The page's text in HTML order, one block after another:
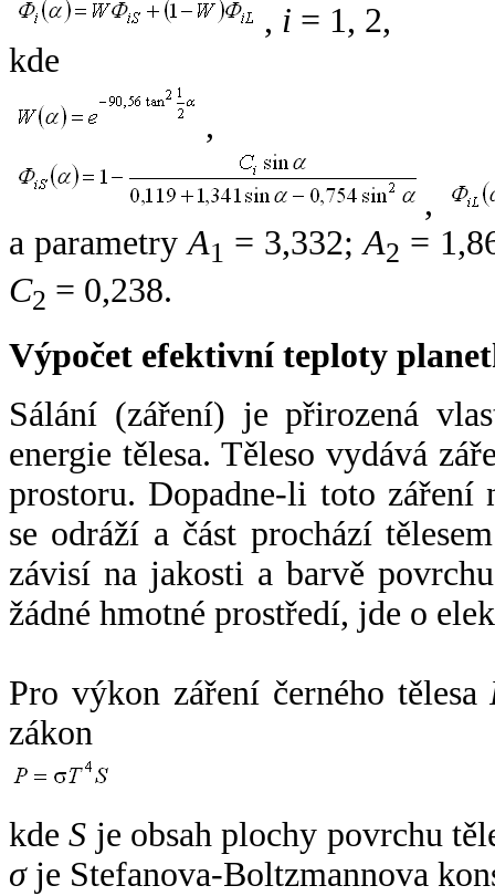
, i = 1, 2,
kde
,
,
a parametryA1 = 3,332;A2 =
C2 = 0,238.
Výpočet efektivní teploty
Sálání (záření) je přirozená
energie tělesa. Těleso vydává
prostoru. Dopadne-li toto záření
se odráží a část prochází
závisí na jakosti a barvě
žádné hmotné prostředí, jde o
Pro výkon záření černého tělesa
zákon
kdeS je obsah plochy povrchu
σje Stefanova-Boltzmannova